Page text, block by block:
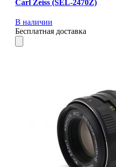
Carl Zeiss (SEL-2470Z)
В наличии
Бесплатная доставка